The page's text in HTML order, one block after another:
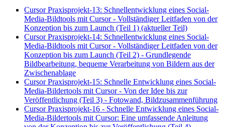
Cursor Praxisprojekt-13: Schnellentwicklung eines Social-
Media-Bildtools mit Cursor - Vollständiger Leitfaden von der
Konzeption bis zum Launch (Teil 1) (aktueller Teil)
Cursor Praxisprojekt-14: Schnellentwicklung eines Social-
Media-Bildtools mit Cursor - Vollständiger Leitfaden von der
Konzeption bis zum Launch (Teil 2) - Grundlegende
Bildbearbeitung, bequeme Verarbeitung von Bildern aus der
Zwischenablage
Cursor Praxisprojekt-15: Schnelle Entwicklung eines Social-
Media-Bildertools mit Cursor - Von der Idee bis zur
Veröffentlichung (Teil 3) - Fotowand, Bildzusammenführung
Cursor Praxisprojekt-16 - Schnelle Entwicklung eines Social-
Media-Bildertools mit Cursor: Eine umfassende Anleitung